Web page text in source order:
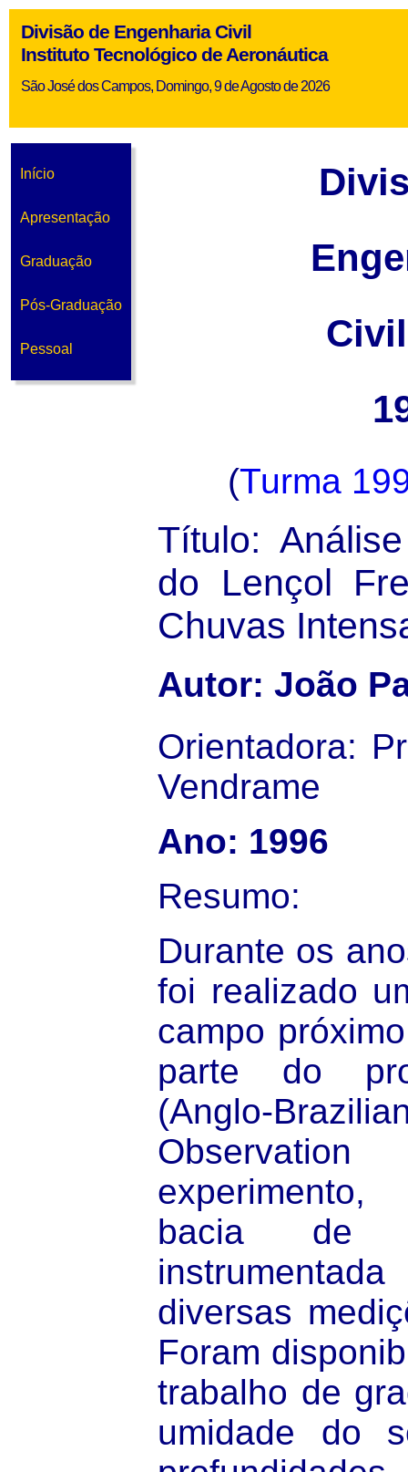
Divisão de Engenharia Civil
Instituto Tecnológico de Aeronáutica
São José dos Campos, Domingo, 9 de Agosto de 2026
Início
Apresentação
Graduação
Pós-Graduação
Pessoal
(Turma
Título:
do Lençol
Chuvas
Autor: João
Orientadora:
Vendrame
Ano: 1996
Resumo:
Durante os
foi realizado
campo
parte do
(Anglo-
bacia de
diversas
Foram
trabalho de
umidade do